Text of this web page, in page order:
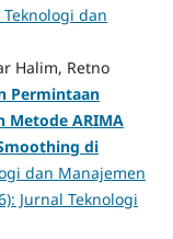
Teknologi dan
Halim, Retno
Permintaan
Metode ARIMA
di
dan Manajemen
Jurnal Teknologi